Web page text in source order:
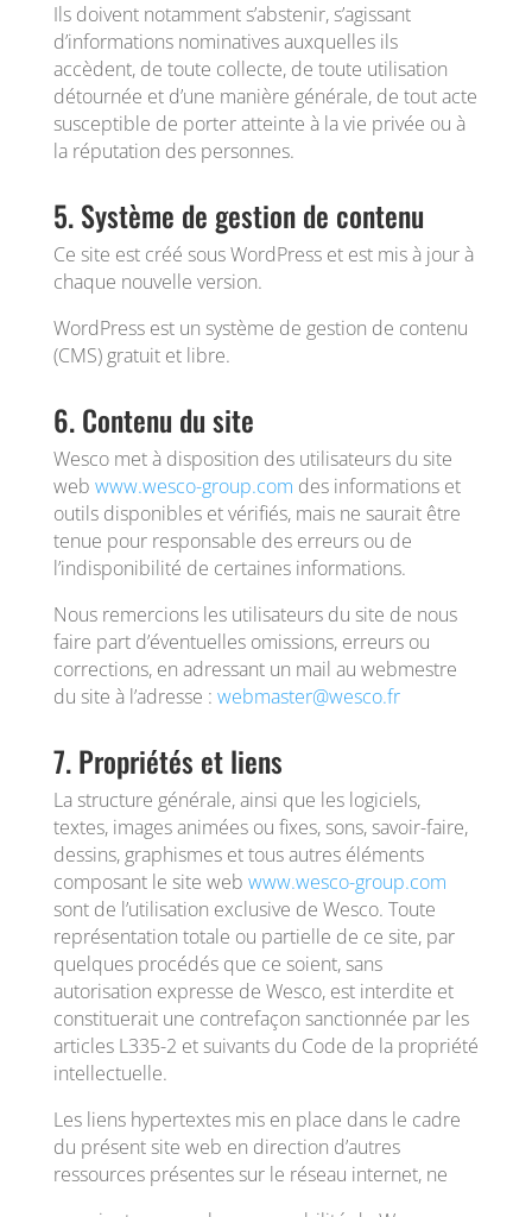
Ils doivent notamment s’abstenir, s’agissant
d’informations nominatives auxquelles ils
accèdent, de toute collecte, de toute utilisation
détournée et d’une manière générale, de tout acte
susceptible de porter atteinte à la vie privée ou à
la réputation des personnes.
5. Système de gestion de contenu
Ce site est créé sous WordPress et est mis à jour à
chaque nouvelle version.
WordPress est un système de gestion de contenu
(CMS) gratuit et libre.
6. Contenu du site
Wesco met à disposition des utilisateurs du site
web www.wesco-group.com des informations et
outils disponibles et vérifiés, mais ne saurait être
tenue pour responsable des erreurs ou de
l’indisponibilité de certaines informations.
Nous remercions les utilisateurs du site de nous
faire part d’éventuelles omissions, erreurs ou
corrections, en adressant un mail au webmestre
du site à l’adresse : webmaster@wesco.fr
7. Propriétés et liens
La structure générale, ainsi que les logiciels,
textes, images animées ou fixes, sons, savoir-faire,
dessins, graphismes et tous autres éléments
composant le site web www.wesco-group.com
sont de l’utilisation exclusive de Wesco. Toute
représentation totale ou partielle de ce site, par
quelques procédés que ce soient, sans
autorisation expresse de Wesco, est interdite et
constituerait une contrefaçon sanctionnée par les
articles L335-2 et suivants du Code de la propriété
intellectuelle.
Les liens hypertextes mis en place dans le cadre
du présent site web en direction d’autres
ressources présentes sur le réseau internet, ne